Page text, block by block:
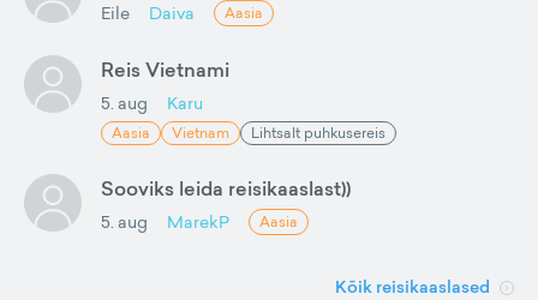
Eile Daiva Aasia
Reis Vietnami
5. aug Karu
Aasia Vietnam Lihtsalt puhkusereis
Sooviks leida reisikaaslast))
5. aug MarekP Aasia
Kõik reisikaaslased